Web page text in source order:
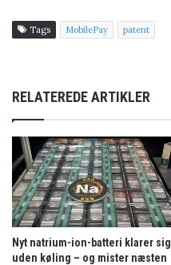
Tags MobilePay patent
RELATEREDE ARTIKLER
Nyt natrium-ion-batteri klarer sig
uden køling – og mister næsten